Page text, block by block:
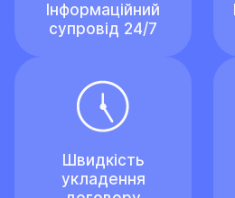
Інформаційний
супровід 24/7
Швидкість
укладення